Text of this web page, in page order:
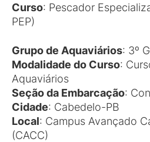
Curso: Pescador
PEP)
Grupo de Aquaviários: 3º
Modalidade do Curso:
Aquaviários
Seção da Embarcação:
Cidade: Cabedelo-PB
Local: Campus Avançado
(CACC)